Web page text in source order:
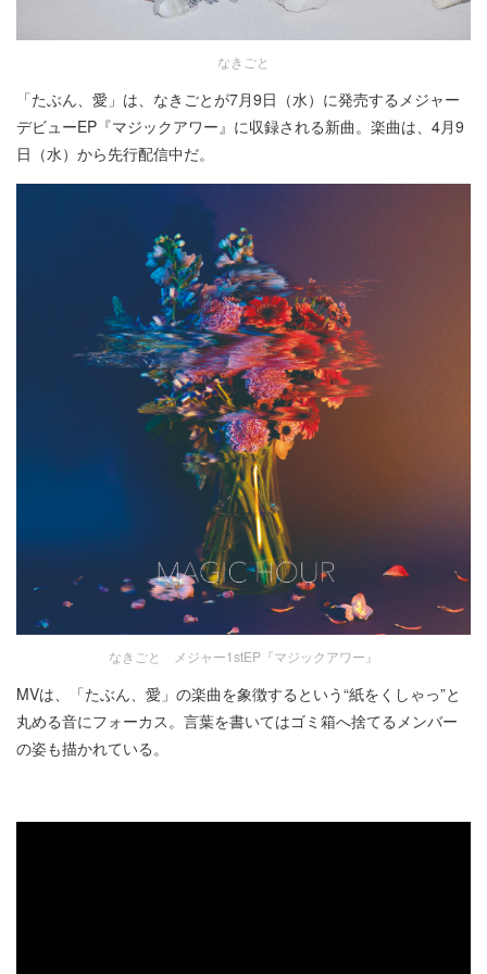
なきごと
「たぶん、愛」は、なきごとが7月9日（水）に発売するメジャー
デビューEP『マジックアワー』に収録される新曲。楽曲は、4月9
日（水）から先行配信中だ。
なきごと メジャー1stEP『マジックアワー』
MVは、「たぶん、愛」の楽曲を象徴するという“紙をくしゃっ”と
丸める音にフォーカス。言葉を書いてはゴミ箱へ捨てるメンバー
の姿も描かれている。